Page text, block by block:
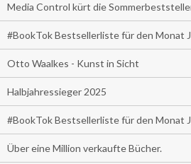
Media Control kürt die
#BookTok Bestsellerliste für den Monat
Otto Waalkes - Kunst in Sicht
Halbjahressieger 2025
#BookTok Bestsellerliste für den Monat
Über eine Million verkaufte Bücher.